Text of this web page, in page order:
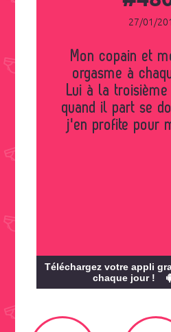
27/01/
Mon copain et moi avons un
orgasme à
Lui à la
quand il part se
j'en profite pour
Téléchargez votre appli
chaque jour !